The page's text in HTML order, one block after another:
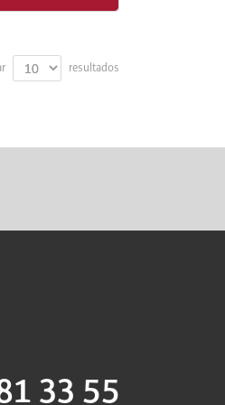
resultados
33 55